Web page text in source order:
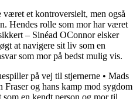
været et kontroversielt, men også
Hendes rolle som mor har været
– Sinéad OConnor elsker
at navigere sit liv som en
som mor på bedst mulig vis.
på vej til stjernerne • Mads
Fraser og hans kamp mod sygdom